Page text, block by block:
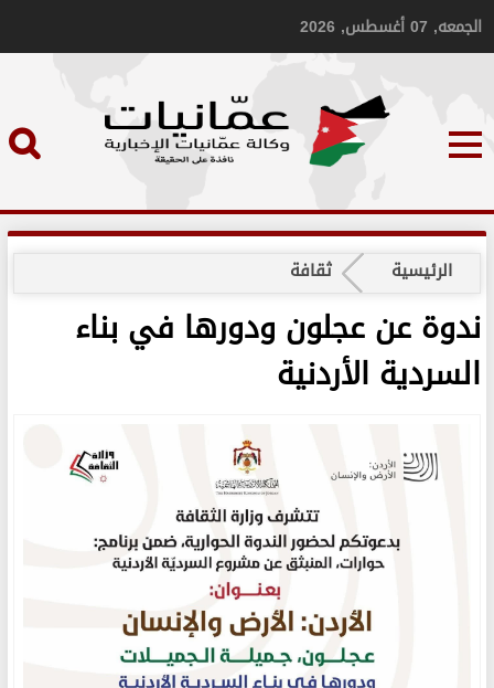
الجمعه, 07 أغسطس, 2026
الرئيسية ثقافة
ندوة عن عجلون ودورها في بناء
السردية الأردنية